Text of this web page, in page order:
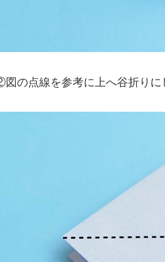
の点線を参考に上へ谷折りに